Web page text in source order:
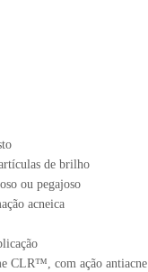
de brilho
ou pegajoso
acneica
CLR™, com ação antiacne